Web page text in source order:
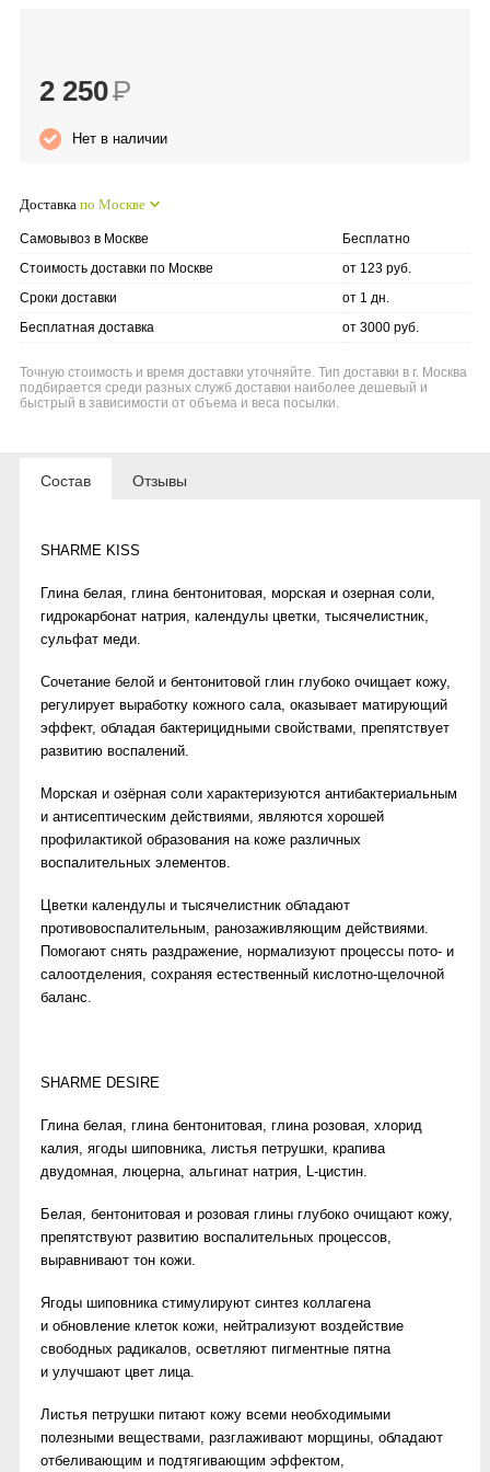
Intilia
Happy Dew
Enjoy Care
2 250Р
Нет в наличии
Доставка по Москве
Самовывоз в Москве
Бесплатно
Стоимость доставки по Москве
от 123 руб.
Сроки доставки
от 1 дн.
Бесплатная доставка
от 3000 руб.
Точную стоимость и время доставки уточняйте. Тип доставки в г. Москва
подбирается среди разных служб доставки наиболее дешевый и
быстрый в зависимости от объема и веса посылки.
Состав Отзывы
SHARME KISS
Глина белая, глина бентонитовая, морская и озерная соли,
гидрокарбонат натрия, календулы цветки, тысячелистник,
сульфат меди.
Сочетание белой и бентонитовой глин глубоко очищает кожу,
регулирует выработку кожного сала, оказывает матирующий
эффект, обладая бактерицидными свойствами, препятствует
развитию воспалений.
Морская и озёрная соли характеризуются антибактериальным
и антисептическим действиями, являются хорошей
профилактикой образования на коже различных
воспалительных элементов.
Цветки календулы и тысячелистник обладают
противовоспалительным, ранозаживляющим действиями.
Помогают снять раздражение, нормализуют процессы пото- и
салоотделения, сохраняя естественный кислотно-щелочной
баланс.
SHARME DESIRE
Глина белая, глина бентонитовая, глина розовая, хлорид
калия, ягоды шиповника, листья петрушки, крапива
двудомная, люцерна, альгинат натрия, L-цистин.
Белая, бентонитовая и розовая глины глубоко очищают кожу,
препятствуют развитию воспалительных процессов,
выравнивают тон кожи.
Ягоды шиповника стимулируют синтез коллагена
и обновление клеток кожи, нейтрализуют воздействие
свободных радикалов, осветляют пигментные пятна
и улучшают цвет лица.
Листья петрушки питают кожу всеми необходимыми
полезными веществами, разглаживают морщины, обладают
отбеливающим и подтягивающим эффектом,